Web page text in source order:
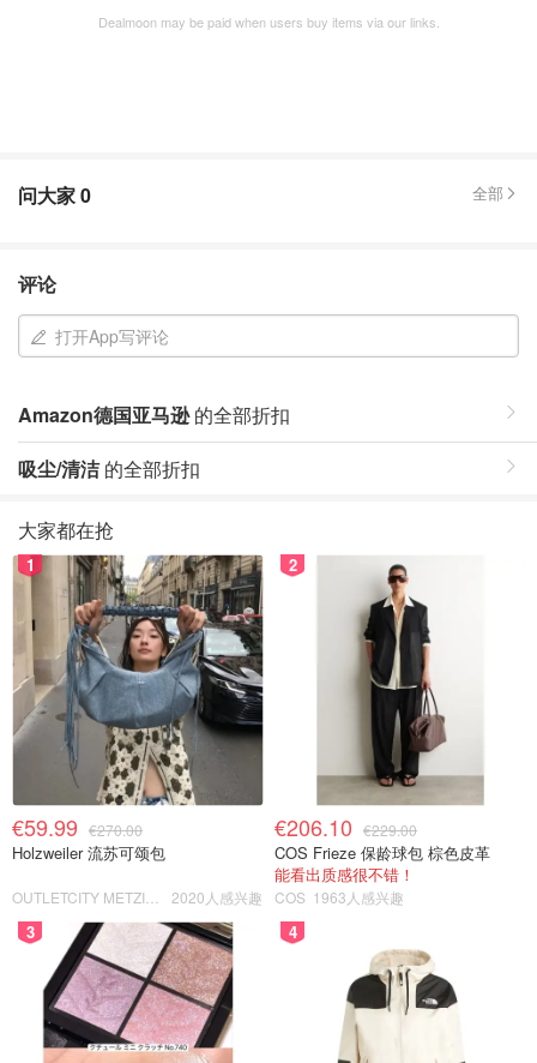
Dealmoon may be paid when users buy items via our links.
问大家0 全部
评论
打开App写评论
Amazon德国亚马逊的全部折扣
吸尘/清洁的全部折扣
大家都在抢
1
€59.99 €270.00
Holzweiler 流苏可颂包
2020人感兴趣
2
€206.10 €229.00
COS Frieze 保龄球包 棕色皮革
能看出质感很不错！
COS 1963人感兴趣
3 4